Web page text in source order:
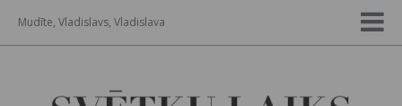
Mudīte, Vladislavs, Vladislava